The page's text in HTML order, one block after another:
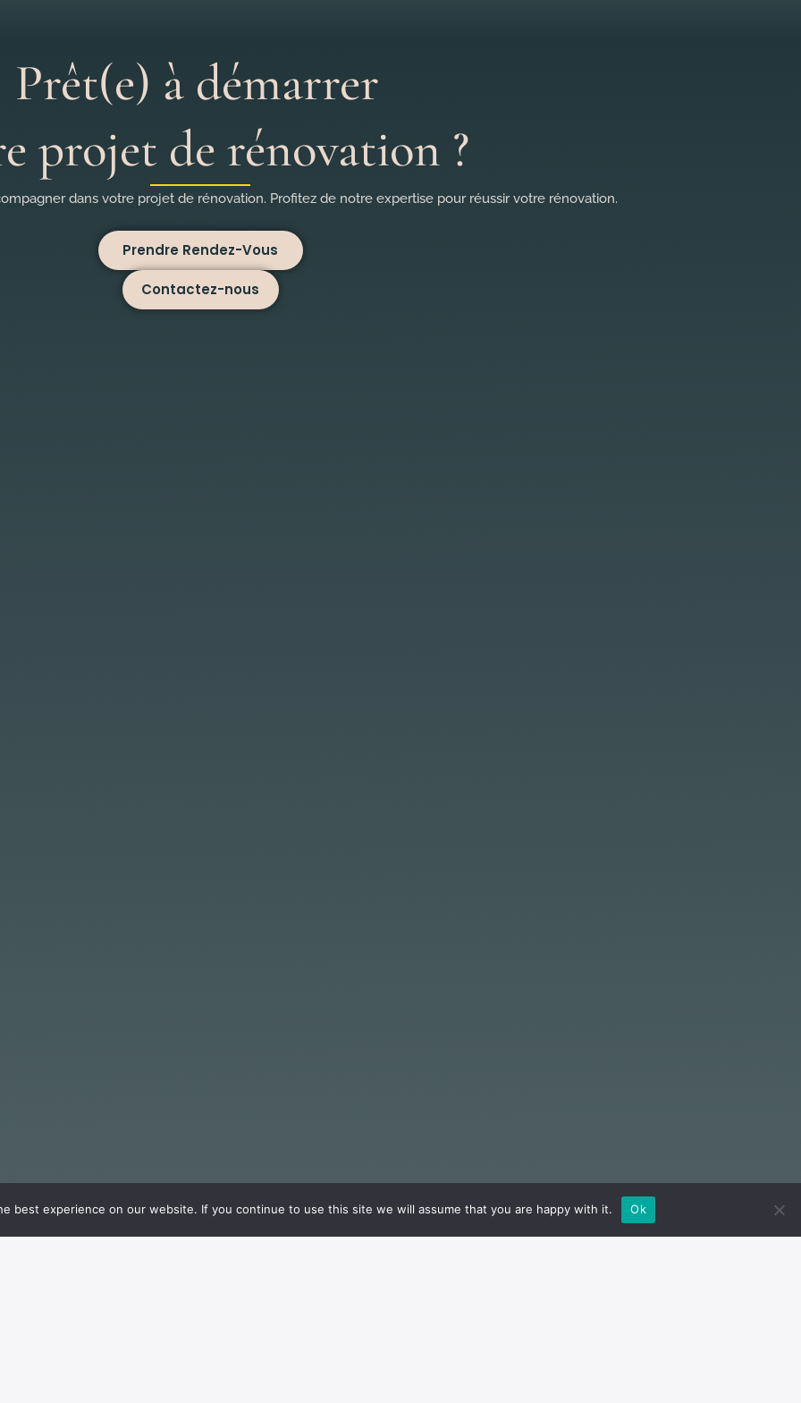
Prêt(e) à démarrer
projet de rénovation ?
dans votre projet de rénovation. Profitez de notre expertise pour réussir votre rénovation.
Prendre Rendez-Vous
Contactez-nous
best experience on our website. If you continue to use this site we will assume that you are happy with it. Ok